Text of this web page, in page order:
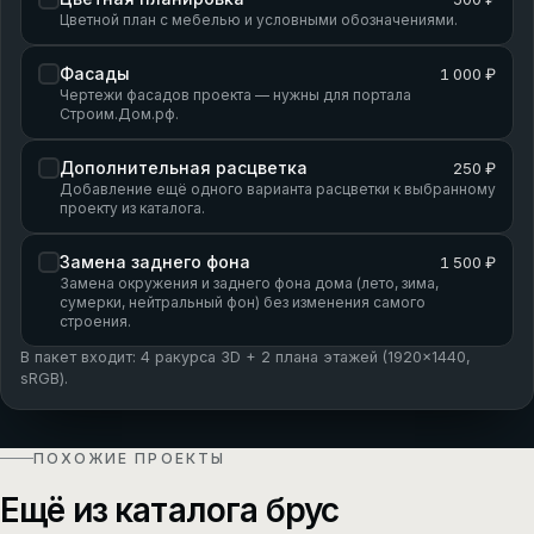
Цветной план с мебелью и условными обозначениями.
Фасады 1 000 ₽
Чертежи фасадов проекта — нужны для портала
Строим.Дом.рф.
Дополнительная расцветка 250 ₽
Добавление ещё одного варианта расцветки к выбранному
проекту из каталога.
Замена заднего фона 1 500 ₽
Замена окружения и заднего фона дома (лето, зима,
сумерки, нейтральный фон) без изменения самого
строения.
В пакет входит: 4 ракурса 3D + 2 плана этажей (1920×1440,
sRGB).
ПОХОЖИЕ ПРОЕКТЫ
Ещё из каталога брус